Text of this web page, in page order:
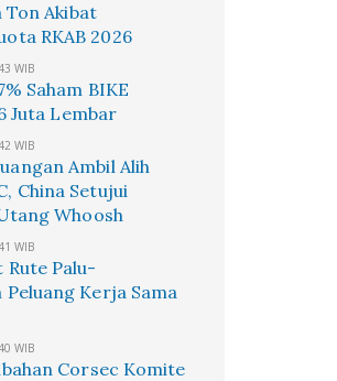
Ton Akibat
RKAB 2026
WIB
Saham BIKE
Juta Lembar
WIB
Ambil Alih
China Setujui
Whoosh
WIB
Rute Palu-
Peluang Kerja Sama
WIB
Corsec Komite